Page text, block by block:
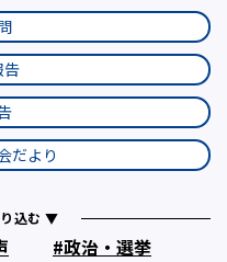
告
だより
込む ▼
政治・選挙